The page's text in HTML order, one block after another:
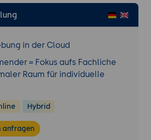
in der Cloud
= Fokus aufs Fachliche
Raum für individuelle
Hybrid
anfragen